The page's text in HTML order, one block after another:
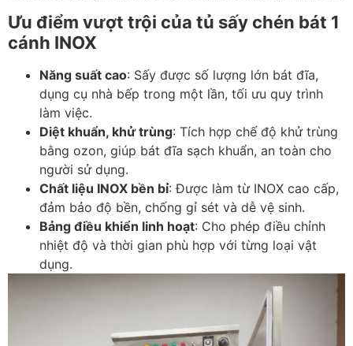
Ưu điểm vượt trội của tủ sấy chén bát 1
cánh INOX
Năng suất cao: Sấy được số lượng lớn bát đĩa,
dụng cụ nhà bếp trong một lần, tối ưu quy trình
làm việc.
Diệt khuẩn, khử trùng: Tích hợp chế độ khử trùng
bằng ozon, giúp bát đĩa sạch khuẩn, an toàn cho
người sử dụng.
Chất liệu INOX bền bỉ: Được làm từ INOX cao cấp,
đảm bảo độ bền, chống gỉ sét và dễ vệ sinh.
Bảng điều khiển linh hoạt: Cho phép điều chỉnh
nhiệt độ và thời gian phù hợp với từng loại vật
dụng.